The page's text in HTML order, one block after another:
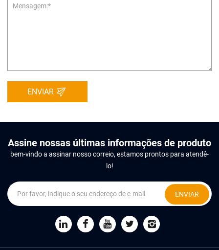
ENVIAR
Assine nossas últimas informações de produto
bem-vindo a assinar nosso correio, estamos prontos para atendê-
lo!
ENVIAR